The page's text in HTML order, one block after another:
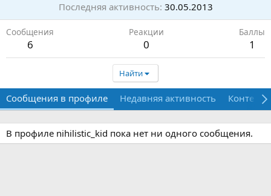
Последняя активность 30.05.2013
Сообщения
6
Реакции
0
Баллы
1
Найти
Сообщения в профиле Недавняя активность Контент
В профиле nihilistic_kid пока нет ни одного сообщения.